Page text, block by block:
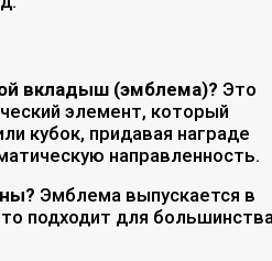
вкладыш (эмблема)? Это
элемент, который
кубок, придавая награде
направленность.
Эмблема выпускается в
подходит для